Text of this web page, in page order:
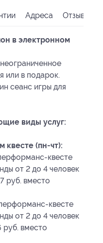
Адреса Отзывы
в электронном
или в подарок.
сеанс игры для
виды услуг:
квесте (пн-чт):
квесте
от 2 до 4 человек
руб. вместо
квесте
от 2 до 4 человек
руб. вместо